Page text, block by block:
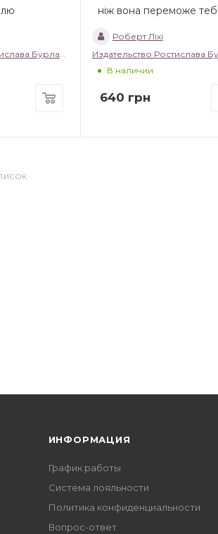
ніж вона переможе
Роберт Ліхі
В наличии
640 грн
ИНФОРМАЦИЯ
График работы
Система лояльности
Политика конфиденциальности
Вопрос-ответ